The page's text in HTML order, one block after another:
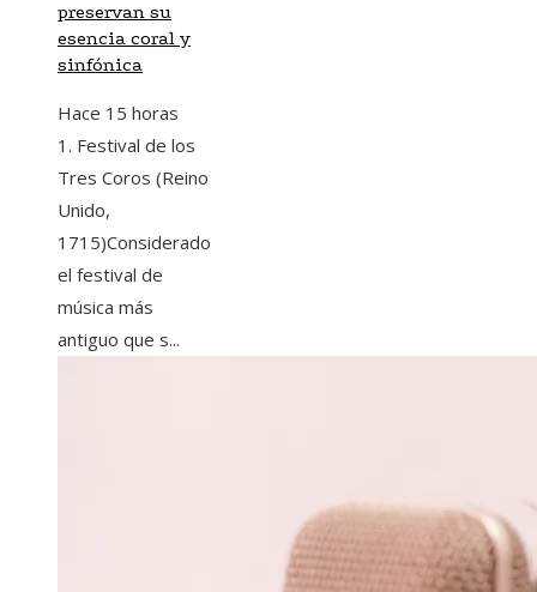
preservan su
esencia coral y
sinfónica
Hace 15 horas
1. Festival de los
Tres Coros (Reino
Unido,
1715)Considerado
el festival de
música más
antiguo que s...